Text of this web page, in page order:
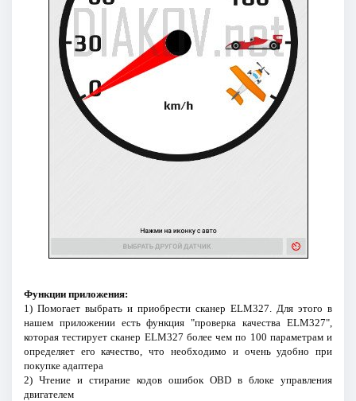
Функции приложения:
1) Помогает выбрать и приобрести сканер ELM327. Для этого в
нашем приложении есть функция "проверка качества ELM327",
которая тестирует сканер ELM327 более чем по 100 параметрам и
определяет его качество, что необходимо и очень удобно при
покупке адаптера
2) Чтение и стирание кодов ошибок OBD в блоке управления
двигателем